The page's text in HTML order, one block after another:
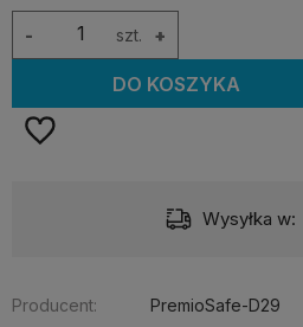
szt. +
-
DO KOSZYKA
Wysyłka w:
Producent:
PremioSafe-D29